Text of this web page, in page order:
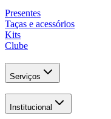
Presentes
Taças e acessórios
Kits
Clube
Serviços
Institucional